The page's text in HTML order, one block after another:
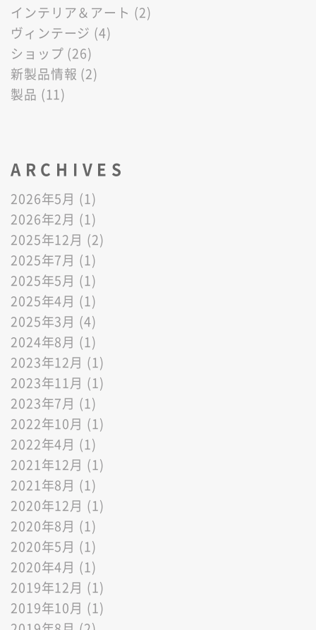
インテリア＆アート (2)
ヴィンテージ (4)
ショップ (26)
新製品情報 (2)
製品 (11)
ARCHIVES
2026年5月 (1)
2026年2月 (1)
2025年12月 (2)
2025年7月 (1)
2025年5月 (1)
2025年4月 (1)
2025年3月 (4)
2024年8月 (1)
2023年12月 (1)
2023年11月 (1)
2023年7月 (1)
2022年10月 (1)
2022年4月 (1)
2021年12月 (1)
2021年8月 (1)
2020年12月 (1)
2020年8月 (1)
2020年5月 (1)
2020年4月 (1)
2019年12月 (1)
2019年10月 (1)